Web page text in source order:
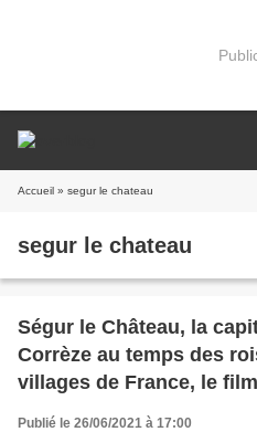
Accueil » segur le chateau
segur le chateau
Ségur le Château, la
Corrèze au temps des
villages de France, le film
Publié le 26/06/2021 à 17:00